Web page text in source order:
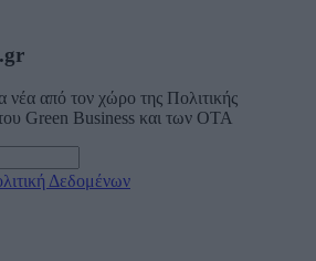
νέα από τον χώρο της Πολιτικής
Green Business και των ΟΤΑ
Δεδομένων